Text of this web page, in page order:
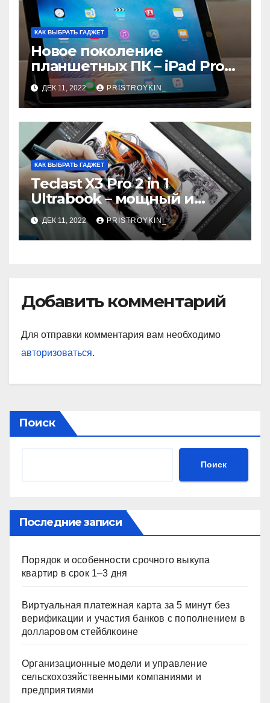
КАК ВЫБРАТЬ ГАДЖЕТ
Новое поколение
планшетных ПК – iPad Pro
9.7ДЕК 11, 2022 PRISTROYKIN_
КАК ВЫБРАТЬ ГАДЖЕТ
Teclast X3 Pro 2 in 1
Ultrabook – мощный и
самодостаточный
ДЕК 11, 2022 PRISTROYKIN_
Добавить комментарий
Для отправки комментария вам необходимо
авторизоваться.
Поиск
Поиск
Последние записи
Порядок и особенности срочного выкупа
квартир в срок 1–3 дня
Виртуальная платежная карта за 5 минут без
верификации и участия банков с пополнением в
долларовом стейблкоине
Организационные модели и управление
сельскохозяйственными компаниями и
предприятиями